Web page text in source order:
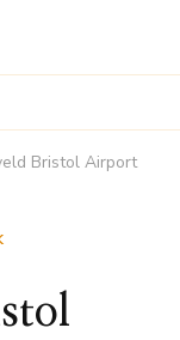
Bristol Airport